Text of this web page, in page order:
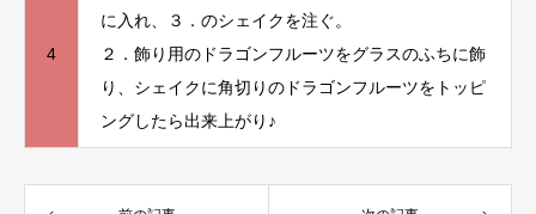
4
に入れ、３．のシェイクを注ぐ。
２．飾り用のドラゴンフルーツをグラスのふちに飾
り、シェイクに角切りのドラゴンフルーツをトッピ
ングしたら出来上がり♪